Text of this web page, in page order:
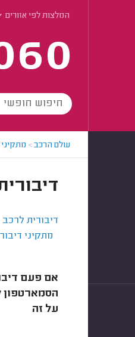
המלצות לפי אזורים
עולם הרכב>
דיבורית
מתקיני
אם פעם
הסמארטפון
על זה